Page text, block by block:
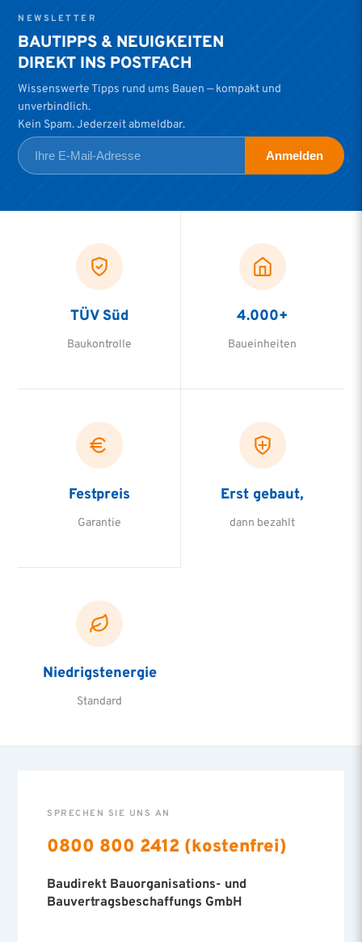
NEWSLETTER
BAUTIPPS & NEUIGKEITEN
DIREKT INS POSTFACH
Wissenswerte Tipps rund ums Bauen — kompakt und
unverbindlich.
Kein Spam. Jederzeit abmeldbar.
Anmelden
TÜV Süd
Baukontrolle
4.000+
Baueinheiten
Festpreis
Garantie
Erst gebaut,
dann bezahlt
Niedrigstenergie
Standard
SPRECHEN SIE UNS AN
0800 800 2412 (kostenfrei)
Baudirekt Bauorganisations- und
Bauvertragsbeschaffungs GmbH